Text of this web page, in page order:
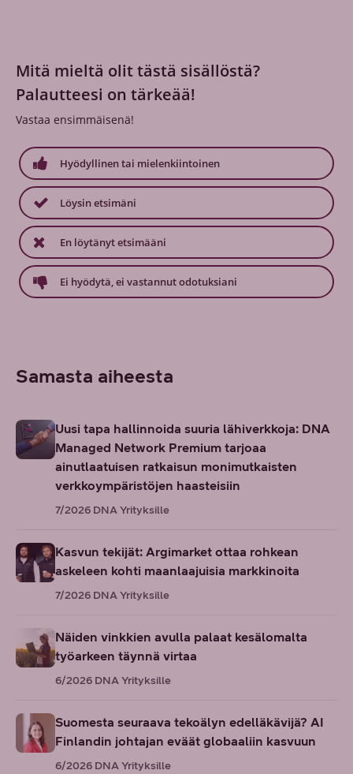
Mitä mieltä olit tästä sisällöstä?
Palautteesi on tärkeää!
Vastaa ensimmäisenä!
Hyödyllinen tai mielenkiintoinen
Löysin etsimäni
En löytänyt etsimääni
Ei hyödytä, ei vastannut odotuksiani
Samasta aiheesta
Uusi tapa hallinnoida suuria lähiverkkoja: DNA
Managed Network Premium tarjoaa
ainutlaatuisen ratkaisun monimutkaisten
verkkoympäristöjen haasteisiin
7/2026 DNA Yrityksille
Kasvun tekijät: Argimarket ottaa rohkean
askeleen kohti maanlaajuisia markkinoita
7/2026 DNA Yrityksille
Näiden vinkkien avulla palaat kesälomalta
työarkeen täynnä virtaa
6/2026 DNA Yrityksille
Suomesta seuraava tekoälyn edelläkävijä? AI
Finlandin johtajan eväät globaaliin kasvuun
6/2026 DNA Yrityksille